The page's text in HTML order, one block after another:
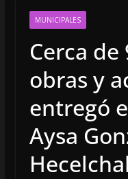
MUNICIPALES
Cerca
obras y
entregó
Aysa